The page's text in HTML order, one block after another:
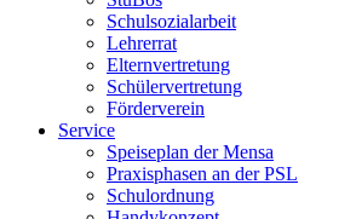
Schulsozialarbeit
Lehrerrat
Elternvertretung
Schülervertretung
Förderverein
Service
Speiseplan der Mensa
Praxisphasen an der PSL
Schulordnung